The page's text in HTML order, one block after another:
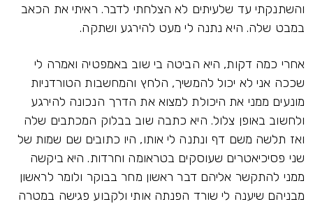
והשתנקתי עד שלעיתים לא הצלחתי לדבר. ראיתי את הכאב
במבט שלה. היא נתנה לי מעט להירגע ושתקה.
אחרי כמה דקות, היא הביטה בי שוב באמפטיה ואמרה לי
שככה אני לא יכול להמשיך, הלחץ והמחשבות הטורדניות
מונעים ממני את היכולת למצוא את הדרך הנכונה להירגע
ולחשוב באופן צלול. היא כתבה שוב בבלוק המכתבים שלה
ואז תלשה משם דף ונתנה לי אותו, היו כתובים שם שמות של
שני פסיכיאטרים שעוסקים בטראומה וחרדות. היא ביקשה
ממני להתקשר אליהם דבר ראשון מחר בבוקר ולומר לראשון
מבניהם שיענה לי שורד הפנתה אותי ולקבוע פגישה במטרה